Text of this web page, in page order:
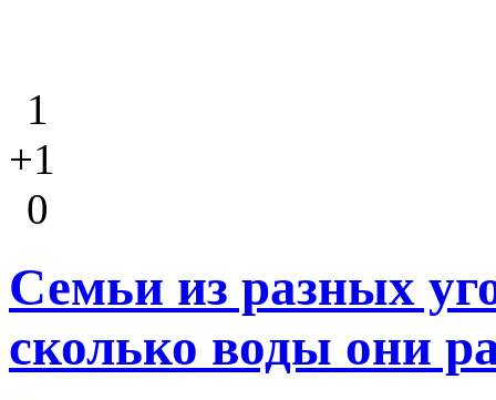
1
+1
0
Семьи из разных
сколько воды они